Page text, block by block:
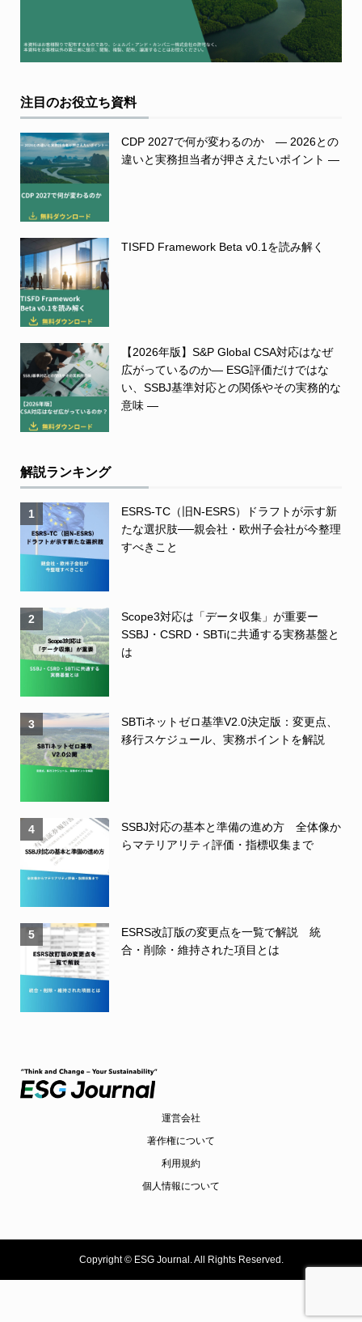
注目のお役立ち資料
CDP 2027で何が変わるのか ― 2026との
違いと実務担当者が押さえたいポイント ―
TISFD Framework Beta v0.1を読み解く
【2026年版】S&P Global CSA対応はなぜ
広がっているのか― ESG評価だけではな
い、SSBJ基準対応との関係やその実務的な
意味 ―
解説ランキング
1
ESRS-TC（旧N-ESRS）ドラフトが示す新
たな選択肢──親会社・欧州子会社が今整理
すべきこと
2
Scope3対応は「データ収集」が重要ー
SSBJ・CSRD・SBTiに共通する実務基盤と
は
3
SBTiネットゼロ基準V2.0決定版：変更点、
移行スケジュール、実務ポイントを解説
4
SSBJ対応の基本と準備の進め方 全体像か
らマテリアリティ評価・指標収集まで
5
ESRS改訂版の変更点を一覧で解説 統
合・削除・維持された項目とは
運営会社
著作権について
利用規約
個人情報について
Copyright ©ESG Journal. All Rights Reserved.